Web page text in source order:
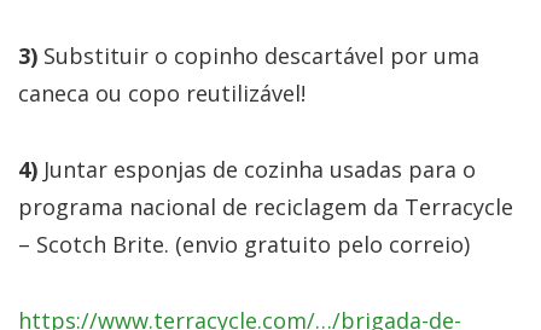
3) Substituir o copinho descartável por uma
caneca ou copo reutilizável!
4) Juntar esponjas de cozinha usadas para o
programa nacional de reciclagem da Terracycle
– Scotch Brite. (envio gratuito pelo correio)
https://www.terracycle.com/…/brigada-de-